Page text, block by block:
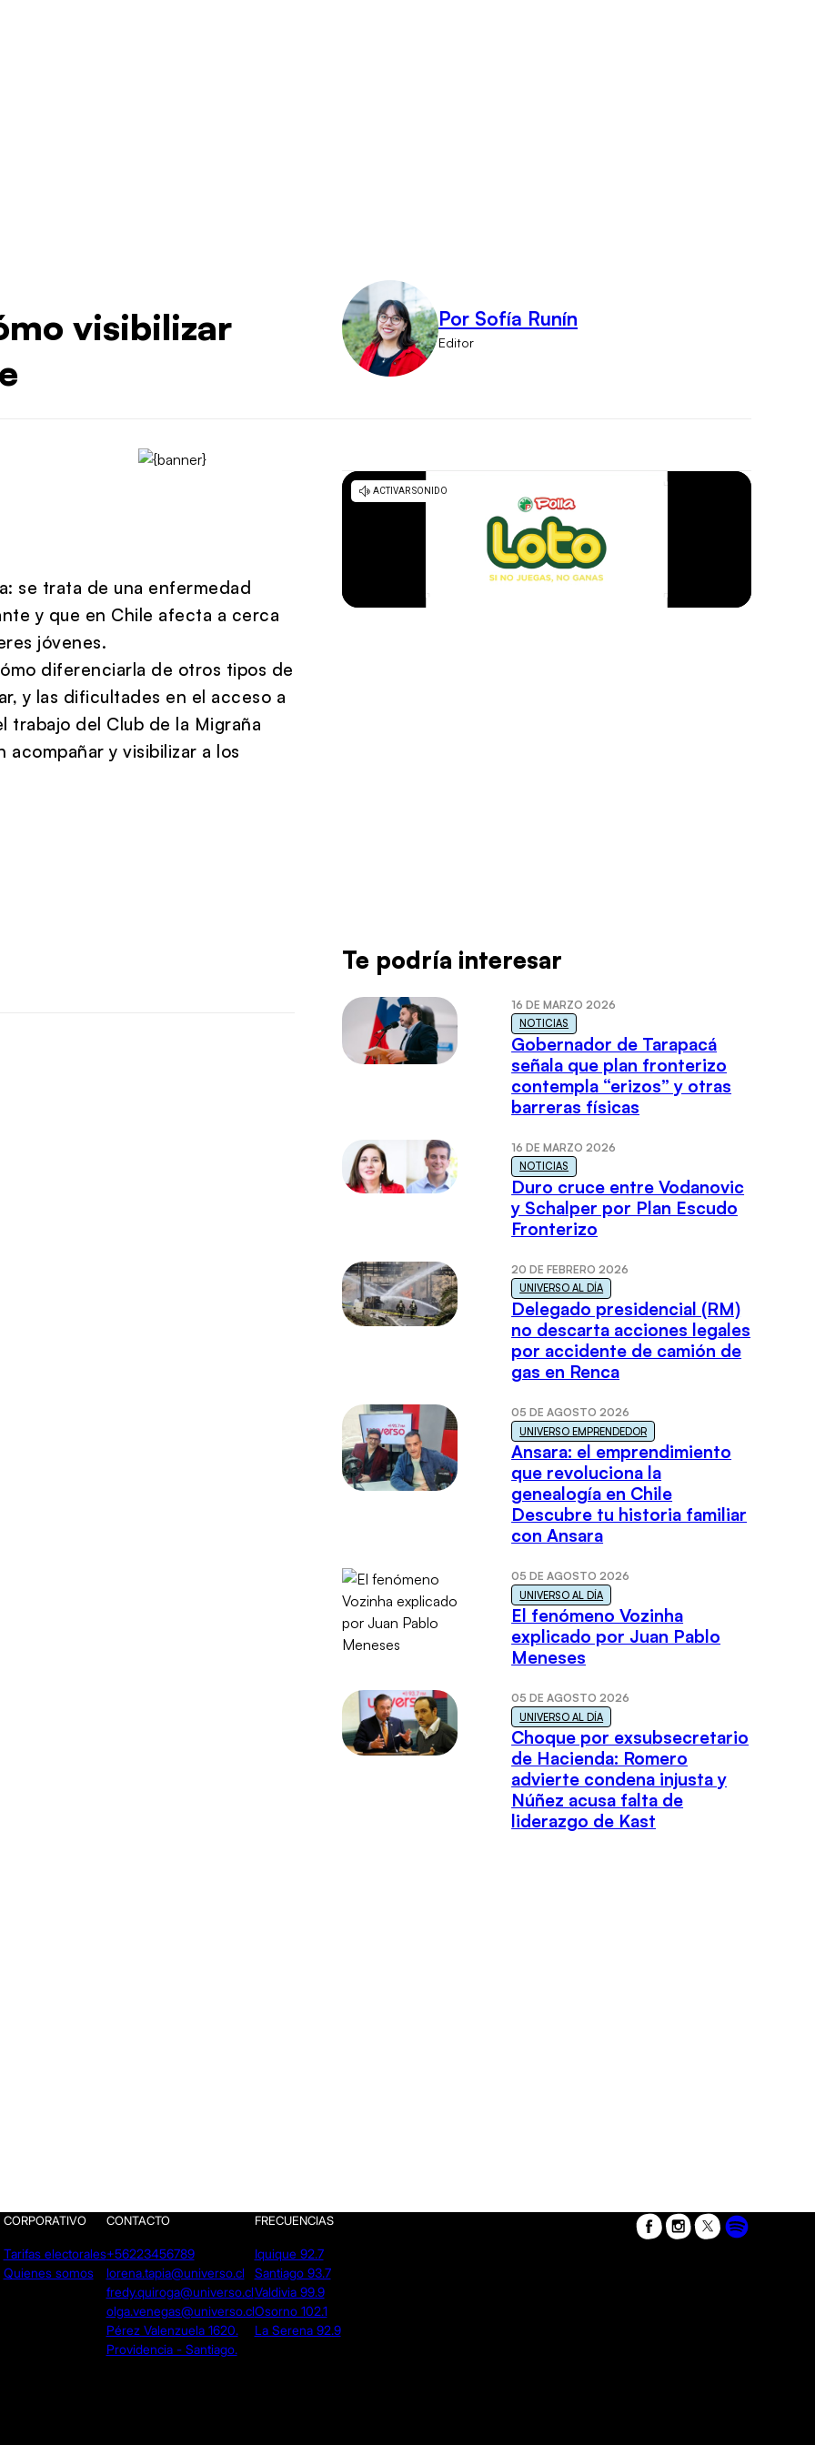
visibilizar
Por Sofía Runín
Editor
se trata de una enfermedad
y que en Chile afecta a cerca
jóvenes.
diferenciarla de otros tipos de
y las dificultades en el acceso a
trabajo del Club de la Migraña
y visibilizar a los
Te podría interesar
16 DE MARZO 2026
NOTICIAS
Gobernador de Tarapacá
señala que plan fronterizo
contempla “erizos” y otras
barreras físicas
16 DE MARZO 2026
NOTICIAS
Duro cruce entre Vodanovic
y Schalper por Plan Escudo
Fronterizo
20 DE FEBRERO 2026
UNIVERSO AL DÍA
Delegado presidencial (RM)
no descarta acciones legales
por accidente de camión de
gas en Renca
05 DE AGOSTO 2026
UNIVERSO EMPRENDEDOR
Ansara: el emprendimiento
que revoluciona la
genealogía en Chile
Descubre tu historia familiar
con Ansara
05 DE AGOSTO 2026
UNIVERSO AL DÍA
El fenómeno Vozinha
explicado por Juan Pablo
Meneses
05 DE AGOSTO 2026
UNIVERSO AL DÍA
Choque por exsubsecretario
de Hacienda: Romero
advierte condena injusta y
Núñez acusa falta de
liderazgo de Kast
CORPORATIVO
Tarifas electorales
Quienes somos
CONTACTO
+56223456789
lorena.tapia@universo.cl
fredy.quiroga@universo.cl
olga.venegas@universo.cl
Pérez Valenzuela 1620.
Providencia - Santiago.
FRECUENCIAS
Iquique 92.7
Santiago 93.7
Valdivia 99.9
Osorno 102.1
La Serena 92.9